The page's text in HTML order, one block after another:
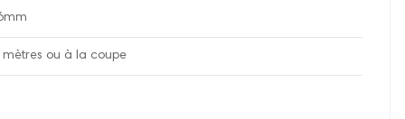
mètres ou à la coupe